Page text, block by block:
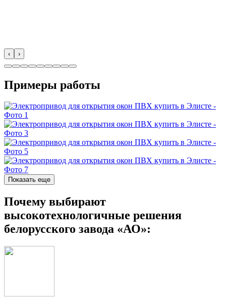
‹ ›
Примеры работы
Показать еще
Почему выбирают
высокотехнологичные решения
белорусского завода «АО»: